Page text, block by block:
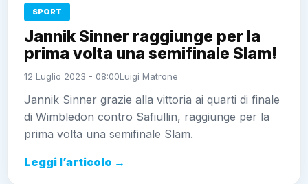
SPORT
Jannik Sinner raggiunge per la
prima volta una semifinale Slam!
12 Luglio 2023 - 08:00Luigi Matrone
Jannik Sinner grazie alla vittoria ai quarti di finale
di Wimbledon contro Safiullin, raggiunge per la
prima volta una semifinale Slam.
Leggi l’articolo →